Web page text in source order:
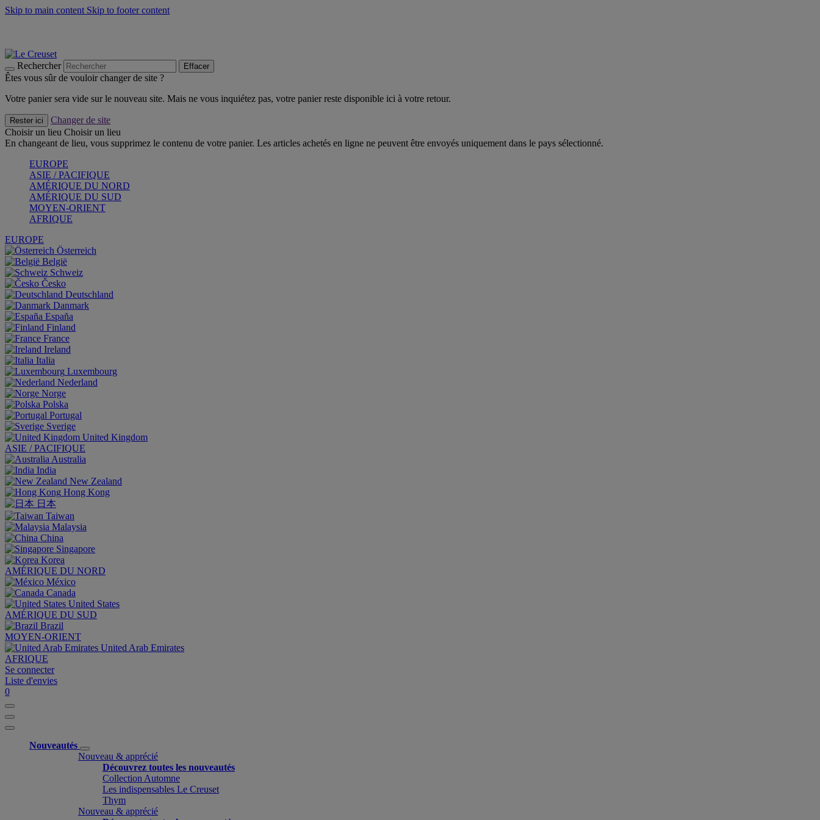
Skip to main content Skip to footer content
Rechercher Effacer
Êtes vous sûr de vouloir changer de site ?
Votre panier sera vide sur le nouveau site. Mais ne vous inquiétez pas, votre panier reste disponible ici à votre retour.
Rester ici
Changer de site
Choisir un lieu Choisir un lieu
En changeant de lieu, vous supprimez le contenu de votre panier. Les articles achetés en ligne ne peuvent être envoyés uniquement dans le pays sélectionné.
EUROPE
ASIE / PACIFIQUE
AMÉRIQUE DU NORD
AMÉRIQUE DU SUD
MOYEN-ORIENT
AFRIQUE
EUROPE
Österreich
België
Schweiz
Česko
Deutschland
Danmark
España
Finland
France
Ireland
Italia
Luxembourg
Nederland
Norge
Polska
Portugal
Sverige
United Kingdom
ASIE / PACIFIQUE
Australia
India
New Zealand
Hong Kong
日本
Taiwan
Malaysia
China
Singapore
Korea
AMÉRIQUE DU NORD
México
Canada
United States
AMÉRIQUE DU SUD
Brazil
MOYEN-ORIENT
United Arab Emirates
AFRIQUE
Se connecter
Liste d'envies
0
Nouveautés
Nouveau & apprécié
Découvrez toutes les nouveautés
Collection Automne
Les indispensables Le Creuset
Thym
Nouveau & apprécié